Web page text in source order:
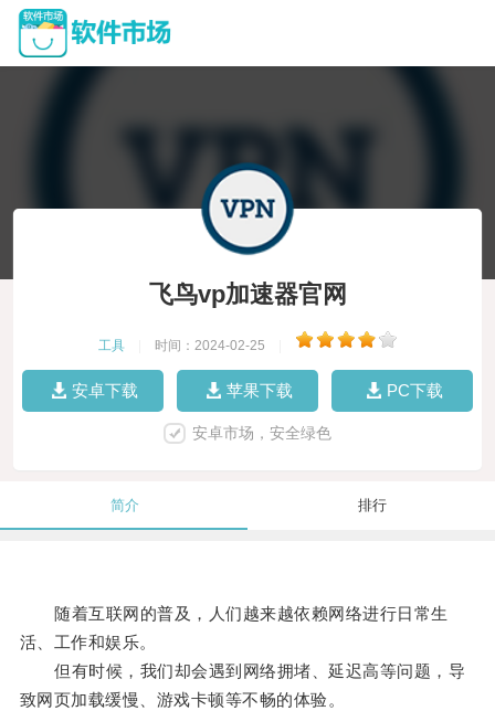
飞鸟vp加速器官网
工具 时间：2024-02-25
安卓下载 苹果下载 PC下载
安卓市场，安全绿色
简介 排行
随着互联网的普及，人们越来越依赖网络进行日常生
活、工作和娱乐。
但有时候，我们却会遇到网络拥堵、延迟高等问题，导
致网页加载缓慢、游戏卡顿等不畅的体验。